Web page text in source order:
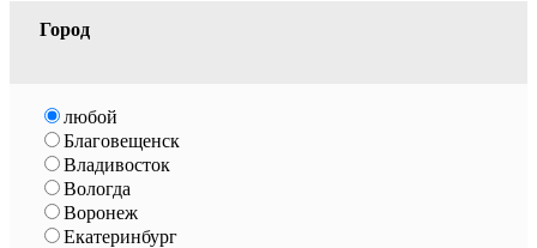
Город
любой
Благовещенск
Владивосток
Вологда
Воронеж
Екатеринбург